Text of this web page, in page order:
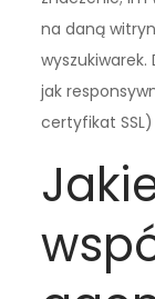
na daną
jak
certyfikat